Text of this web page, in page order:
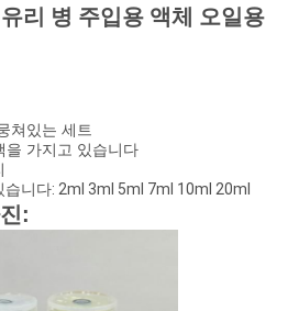
리 병 주입용 액체 오일용
쳐있는 세트
을 가지고 있습니다
습니다: 2ml 3ml 5ml 7ml 10ml 20ml
: